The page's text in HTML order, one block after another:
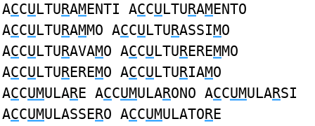
ACCULTURAMENTI ACCULTURAMENTO
ACCULTURAMMO ACCULTURASSIMO
ACCULTURAVAMO ACCULTUREREMMO
ACCULTUREREMO ACCULTURIAMO
ACCUMULARE ACCUMULARONO ACCUMULARSI
ACCUMULASSERO ACCUMULATORE